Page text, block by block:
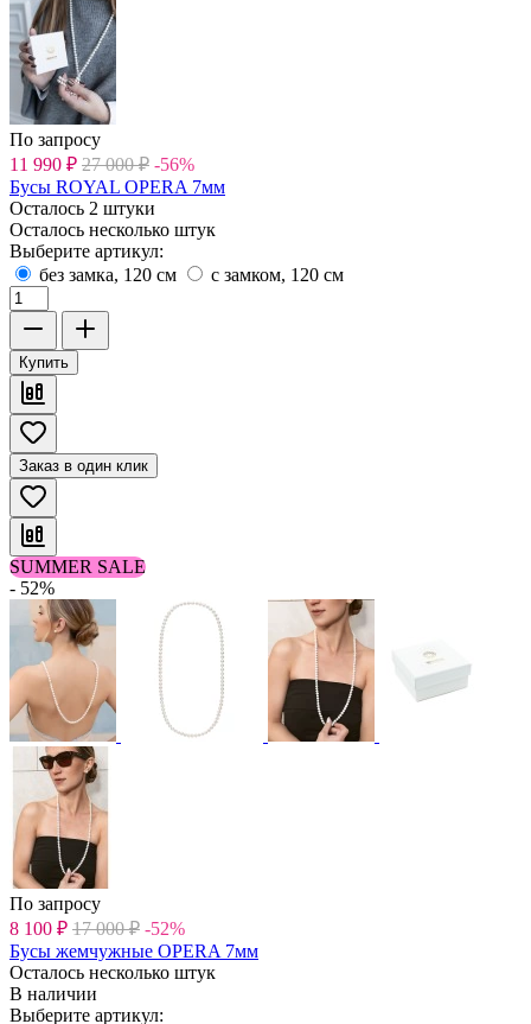
По запросу
11 990 ₽ 27 000 ₽ -56%
Бусы ROYAL OPERA 7мм
Осталось 2 штуки
Осталось несколько штук
Выберите артикул:
без замка, 120 см
с замком, 120 см
Купить
Заказ в один клик
SUMMER SALE
- 52%
По запросу
8 100 ₽ 17 000 ₽ -52%
Бусы жемчужные OPERA 7мм
Осталось несколько штук
В наличии
Выберите артикул: